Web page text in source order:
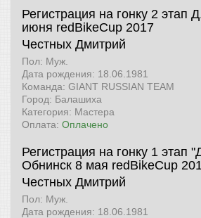
Регистрация на гонку 2 этап
июня redBikeCup 2017
Честных Дмитрий
Пол: Муж.
Дата рождения: 18.06.1981
Команда: GIANT RUSSIAN TEAM
Город: Балашиха
Категория: Мастера
Оплата: Оплачено
Регистрация на гонку 1 этап
Обнинск 8 мая redBikeCup
Честных Дмитрий
Пол: Муж.
Дата рождения: 18.06.1981